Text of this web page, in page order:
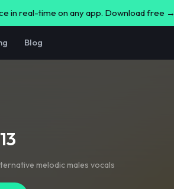
in real-time on any app. Download free →
Blog
Dance duet pop alternative melodic males vocals